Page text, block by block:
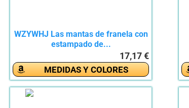
WZYWHJ Las mantas de franela con
estampado de...
17,17 €
MEDIDAS Y COLORES